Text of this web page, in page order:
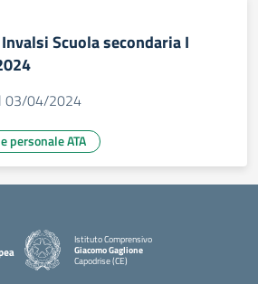
Scuola secondaria I
03/04/2024
personale ATA
Istituto Comprensivo
Giacomo Gaglione
Capodrise (CE)
— Visita la pagina iniziale della scuola